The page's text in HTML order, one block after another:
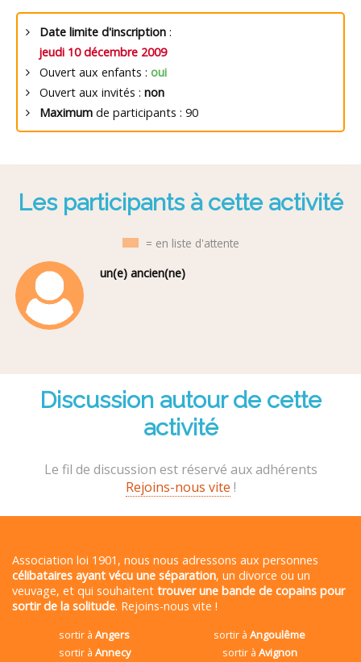
Date limite d'inscription :
jeudi 10 décembre 2009
Ouvert aux enfants : oui
Ouvert aux invités : non
Maximum de participants : 90
Les participants à cette activité
= en liste d'attente
un(e) ancien(ne)
Discussion autour de cette
activité
Le fil de discussion est réservé aux adhérents
Rejoins-nous vite !
Association loi 1901, nous nous adressons aux personnes
célibataires ayant vécu une séparation, un divorce ou un
veuvage, et qui souhaitent trouver une bande de copains pour
sortir de la solitude. Rejoins-nous vite !
sortir àAngers sortir àAngoulême
sortir à Annecy sortir à Avignon